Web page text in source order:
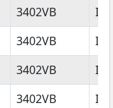
3402VB
3402VB
3402VB
3402VB